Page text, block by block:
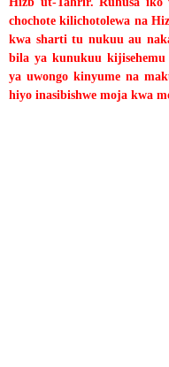
chochote kilichotolewa na
kwa sharti tu nukuu au
bila ya kunukuu kijisehemu
ya uwongo kinyume na
hiyo inasibishwe moja kwa